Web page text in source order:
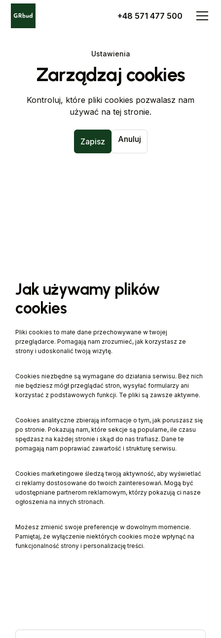
+48 571 477 500
Ustawienia
Zarządzaj cookies
Kontroluj, które pliki cookies pozwalasz nam
używać na tej stronie.
Zapisz Anuluj
Jak używamy plików
cookies
Pliki cookies to małe dane przechowywane w twojej
przeglądarce. Pomagają nam zrozumieć, jak korzystasz ze
strony i udoskonalić twoją wizytę.
Cookies niezbędne są wymagane do działania serwisu. Bez nich
nie będziesz mógł przeglądać stron, wysyłać formularzy ani
korzystać z podstawowych funkcji. Te pliki są zawsze aktywne.
Cookies analityczne zbierają informacje o tym, jak poruszasz się
po stronie. Pokazują nam, które sekcje są popularne, ile czasu
spędzasz na każdej stronie i skąd do nas trafiasz. Dane te
pomagają nam poprawiać zawartość i strukturę serwisu.
Cookies marketingowe śledzą twoją aktywność, aby wyświetlać
ci reklamy dostosowane do twoich zainteresowań. Mogą być
udostępniane partnerom reklamowym, którzy pokazują ci nasze
ogłoszenia na innych stronach.
Możesz zmienić swoje preferencje w dowolnym momencie.
Pamiętaj, że wyłączenie niektórych cookies może wpłynąć na
funkcjonalność strony i personalizację treści.